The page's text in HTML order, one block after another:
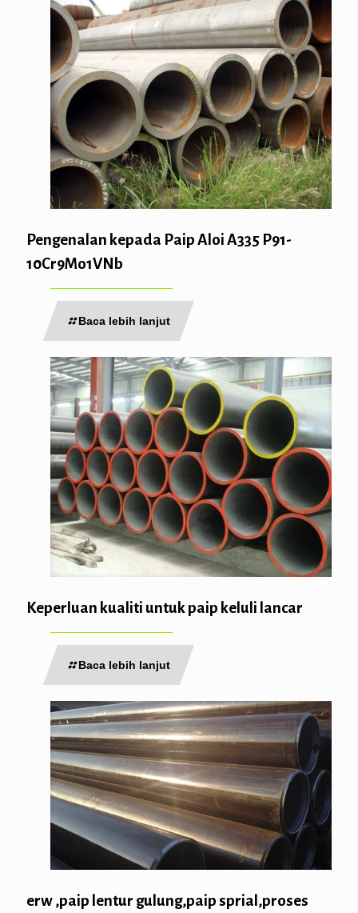
Pengenalan kepada Paip Aloi A335 P91-
10Cr9Mo1VNb
Baca lebih lanjut
Keperluan kualiti untuk paip keluli lancar
Baca lebih lanjut
erw ,paip lentur gulung,paip sprial,proses